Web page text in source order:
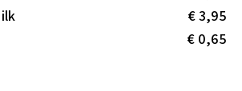
€ 3,95
€ 0,65